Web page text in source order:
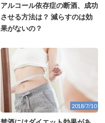
アルコール依存症の断酒、成功
させる方法は？ 減らすのは効
果がないの？
2018/7/10